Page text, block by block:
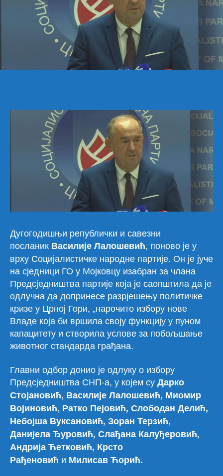
Дугогодишњи републички и савезни
посланик Василије Лалошевић, поново је у
врху Социјалистичке народне партије. Он је јуче
на сједници ГО у Мојковцу изабран за члана
Предсједништва партије која је саопштила да је
одлучна да допринесе разрјешењу политичке
кризе у Црној Гори, „нарочито избору нове
Владе која би вршила своју функцију у пуном
капацитету и створила услове за побољшање
животног стандарда грађана.
Главни одбор донио је одлуку о избору
Предсједништва СНП-а, у којем суДарко
Стојановић, Василије Лалошевић, Миомир
Војиновић, Ратко Пејовић, Слободан Делић,
Небојша Вуксановић, Зоран Терзић,
Данијела Ђуровић, Слађана Калуђеровић,
Андрија Ћетковић, Крсто
Рађеновић и Милисав Ћорић.